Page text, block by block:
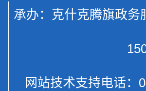
承办：克什克腾旗政
网站技术支持电话